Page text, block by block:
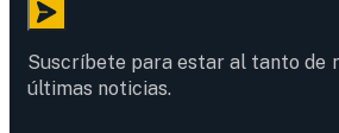
Suscríbete para estar al tanto de
últimas noticias.